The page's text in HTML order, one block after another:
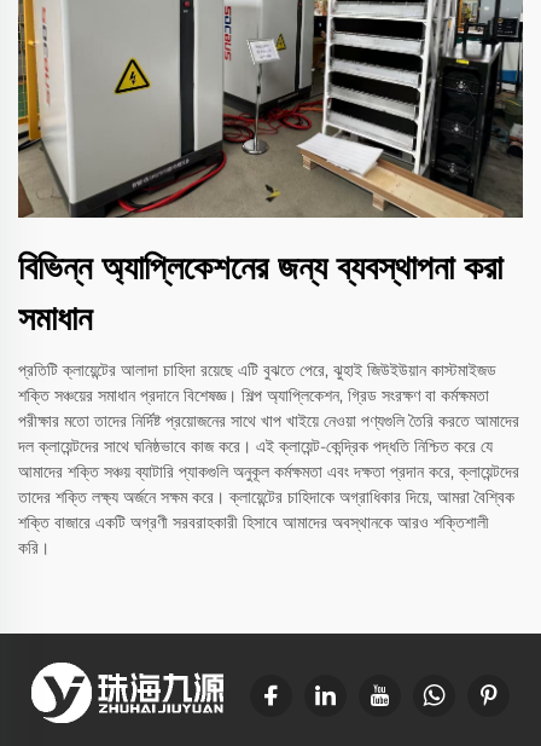
বিভিন্ন অ্যাপ্লিকেশনের জন্য ব্যবস্থাপনা করা
সমাধান
প্রতিটি ক্লায়েন্টের আলাদা চাহিদা রয়েছে এটি বুঝতে পেরে, ঝুহাই জিউইউয়ান কাস্টমাইজড
শক্তি সঞ্চয়ের সমাধান প্রদানে বিশেষজ্ঞ। শিল্প অ্যাপ্লিকেশন, গ্রিড সংরক্ষণ বা কর্মক্ষমতা
পরীক্ষার মতো তাদের নির্দিষ্ট প্রয়োজনের সাথে খাপ খাইয়ে নেওয়া পণ্যগুলি তৈরি করতে আমাদের
দল ক্লায়েন্টদের সাথে ঘনিষ্ঠভাবে কাজ করে। এই ক্লায়েন্ট-কেন্দ্রিক পদ্ধতি নিশ্চিত করে যে
আমাদের শক্তি সঞ্চয় ব্যাটারি প্যাকগুলি অনুকূল কর্মক্ষমতা এবং দক্ষতা প্রদান করে, ক্লায়েন্টদের
তাদের শক্তি লক্ষ্য অর্জনে সক্ষম করে। ক্লায়েন্টের চাহিদাকে অগ্রাধিকার দিয়ে, আমরা বৈশ্বিক
শক্তি বাজারে একটি অগ্রণী সরবরাহকারী হিসাবে আমাদের অবস্থানকে আরও শক্তিশালী
করি।